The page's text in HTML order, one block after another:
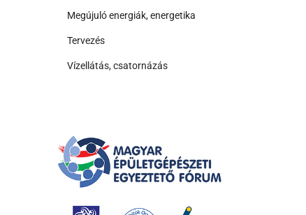
Megújuló energiák, energetika
Tervezés
Vízellátás, csatornázás